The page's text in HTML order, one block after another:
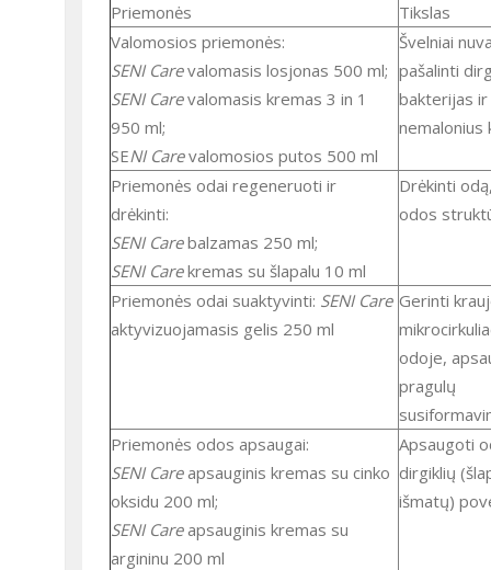
Priemonės
Tikslas
Valomosios priemonės:
SENI Carevalomasis losjonas 500 ml;
SENI Carevalomasis kremas 3 in 1
950 ml;
SENI Carevalomosios putos 500 ml
Švelniai nuvalyti odą,
pašalinti
bakterijas ir
nemalonius
Priemonės odai regeneruoti ir
drėkinti:
SENI Carebalzamas 250 ml;
SENI Carekremas su šlapalu 10 ml
Drėkinti odą, atstatyti
odos
Priemonės odai suaktyvinti: SENI Care
aktyvizuojamasis gelis 250 ml
Gerinti kraujo
odoje,
pragulų
Priemonės odos apsaugai:
SENI Careapsauginis kremas su cinko
oksidu 200 ml;
SENI Careapsauginis kremas su
argininu 200 ml
Apsaugoti odą nuo
dirgiklių
išmatų)